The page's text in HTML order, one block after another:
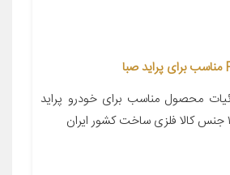
محصول مناسب برای خودرو پراید